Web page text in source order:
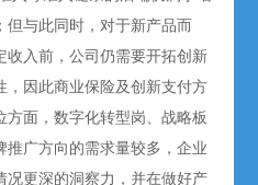
但与此同时，对于新产品而
收入前，公司仍需要开拓创新
，因此商业保险及创新支付方
面，数字化转型岗、战略板
广方向的需求量较多，企业
况更深的洞察力，并在做好产